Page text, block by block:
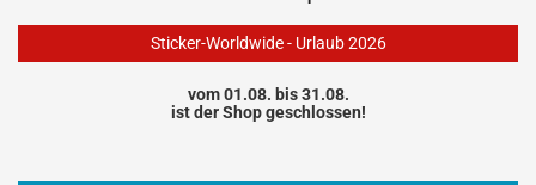
Sticker-Worldwide - Urlaub 2026
vom 01.08. bis 31.08.
ist der Shop geschlossen!